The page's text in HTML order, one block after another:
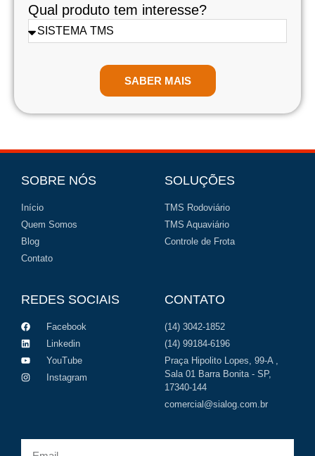
Qual produto tem interesse?
SABER MAIS
SOBRE NÓS
Início
Quem Somos
Blog
Contato
SOLUÇÕES
TMS Rodoviário
TMS Aquaviário
Controle de Frota
REDES SOCIAIS
Facebook
Linkedin
YouTube
Instagram
CONTATO
(14) 3042-1852
(14) 99184-6196
Praça Hipolito Lopes, 99-A ,
Sala 01 Barra Bonita - SP,
17340-144
comercial@sialog.com.br